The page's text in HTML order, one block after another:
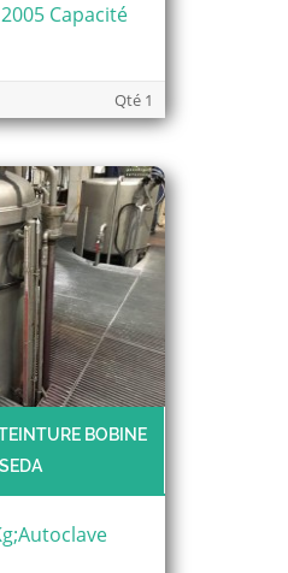
Capacité
Qté 1
BOBINE